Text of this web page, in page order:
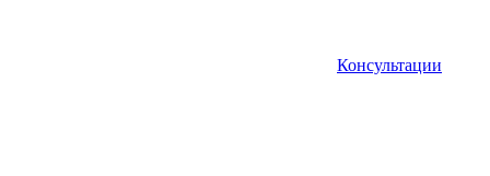
Консультации